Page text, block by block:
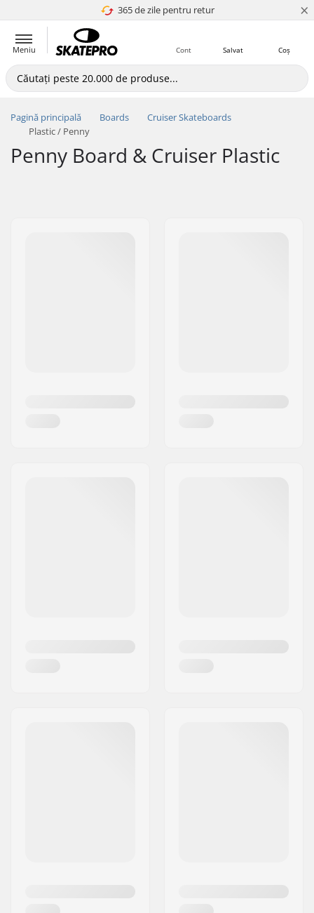
365 de zile pentru retur
4.8 a 5 ×
Meniu Coș
Salvat
Cont
Pagină principală Boards
Cruiser Skateboards
Plastic / Penny
Penny Board & Cruiser Plastic